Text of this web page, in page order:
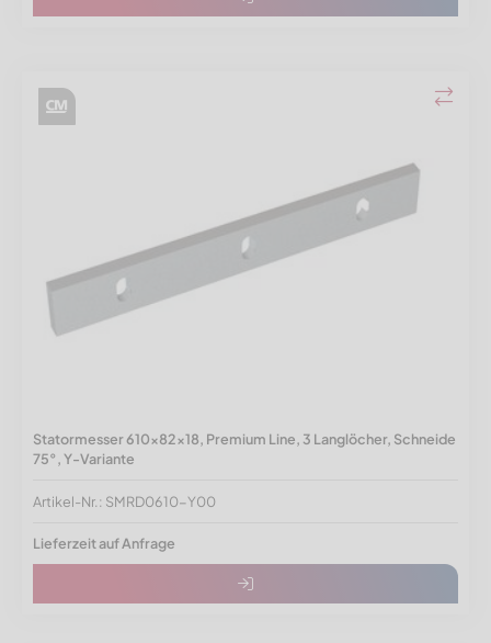
Statormesser 610x82x18, Premium Line, 3 Langlöcher, Schneide
75°, Y-Variante
Artikel-Nr.: SMRD0610-Y00
Lieferzeit auf Anfrage